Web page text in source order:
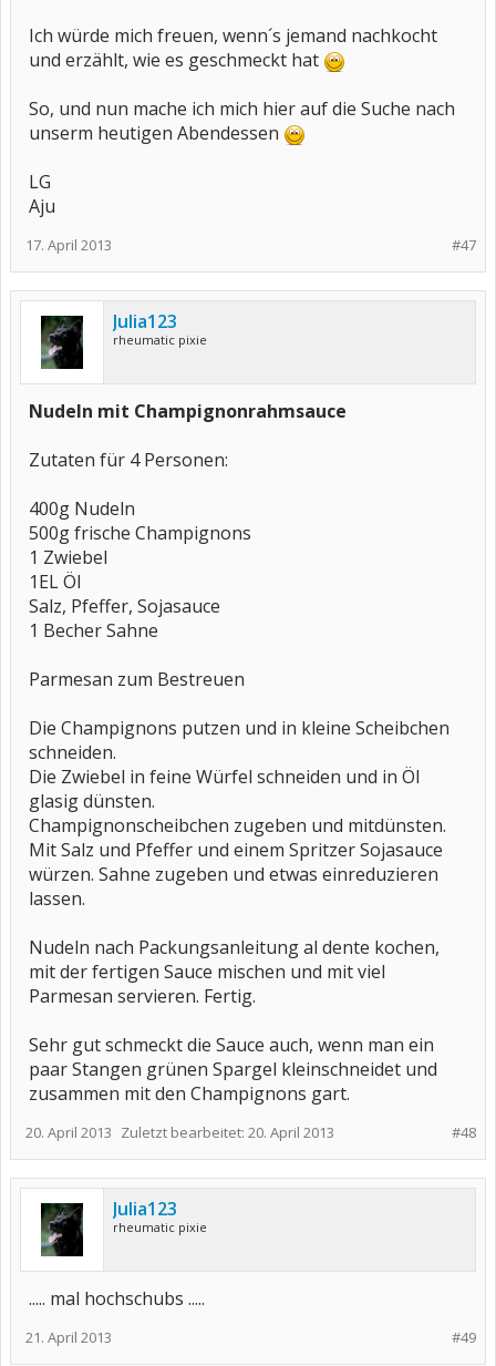
Ich würde mich freuen, wenn´s jemand nachkocht
und erzählt, wie es geschmeckt hat
So, und nun mache ich mich hier auf die Suche nach
unserm heutigen Abendessen
LG
Aju
#47
17. April 2013
Julia123
rheumatic pixie
Nudeln mit Champignonrahmsauce
Zutaten für 4 Personen:
400g Nudeln
500g frische Champignons
1 Zwiebel
1EL Öl
Salz, Pfeffer, Sojasauce
1 Becher Sahne
Parmesan zum Bestreuen
Die Champignons putzen und in kleine Scheibchen
schneiden.
Die Zwiebel in feine Würfel schneiden und in Öl
glasig dünsten.
Champignonscheibchen zugeben und mitdünsten.
Mit Salz und Pfeffer und einem Spritzer Sojasauce
würzen. Sahne zugeben und etwas einreduzieren
lassen.
Nudeln nach Packungsanleitung al dente kochen,
mit der fertigen Sauce mischen und mit viel
Parmesan servieren. Fertig.
Sehr gut schmeckt die Sauce auch, wenn man ein
paar Stangen grünen Spargel kleinschneidet und
zusammen mit den Champignons gart.
#48
20. April 2013 Zuletzt bearbeitet: 20. April 2013
Julia123
rheumatic pixie
..... mal hochschubs .....
#49
21. April 2013